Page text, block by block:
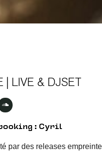
| LIVE & DJSET
: Cyril
par des releases